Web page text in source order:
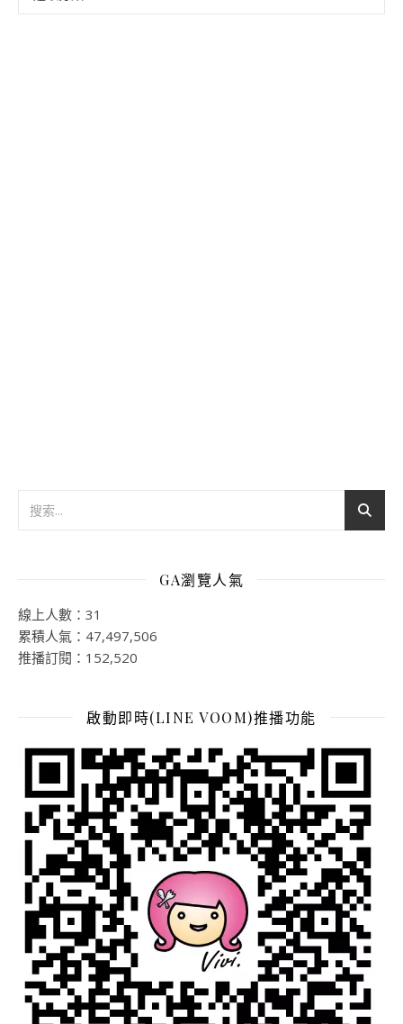
GA瀏覽人氣
線上人數：31
累積人氣：47,497,506
推播訂閱：152,520
啟動即時(LINE VOOM)推播功能